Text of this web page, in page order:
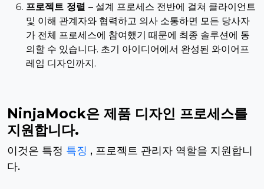
프로젝트 정렬 – 설계 프로세스 전반에 걸쳐 클라이언트
및 이해 관계자와 협력하고 의사 소통하면 모든 당사자
가 전체 프로세스에 참여했기 때문에 최종 솔루션에 동
의할 수 있습니다. 초기 아이디어에서 완성된 와이어프
레임 디자인까지.
NinjaMock은 제품 디자인 프로세스를
지원합니다.
이것은 특정 특징 , 프로젝트 관리자 역할을 지원합니
다.